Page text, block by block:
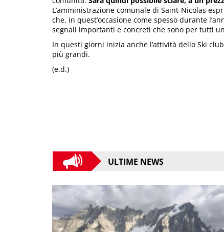
L’amministrazione comunale di Saint-Nicolas
che, in quest’occasione come spesso durante
segnali importanti e concreti che sono per tutti
In questi giorni inizia anche l’attività dello Ski
più grandi.
(e.d.)
ULTIME NEWS